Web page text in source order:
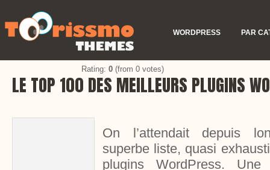
WORDPRESS PAR
LE TOP 100 DES MEILLEURS PLUGINS
On l’attendait depuis
superbe liste, quasi
plugins WordPress.
Rating: 0 (from 0 votes)